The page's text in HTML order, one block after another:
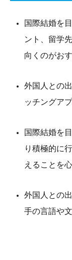
国際結婚を
ント、留学
向くのがお
外国人との
ッチングア
国際結婚を
り積極的に
えることを
外国人との
手の言語や